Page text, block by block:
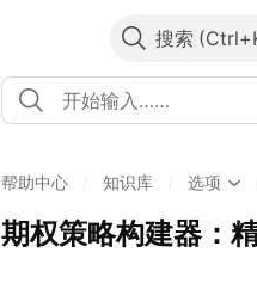
搜索
帮助中心 知识库 选项
期权策略构建器：